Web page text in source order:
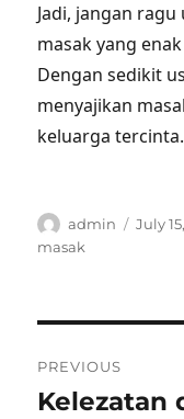
Jadi, jangan
masak yang
Dengan sedikit
menyajikan
keluarga
Author
admin
Posted
July
masak
navigation
PREVIOUS
Previous
Kelezatan